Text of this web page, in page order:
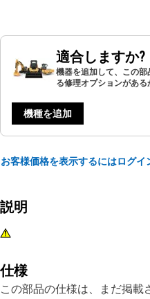
適合しますか?
機器を追加して、この
る修理オプションがある
機種を追加
お客様価格を表示するにはログイ
説明
仕様
この部品の仕様は、まだ掲載